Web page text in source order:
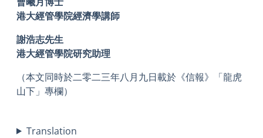
港大經管學院經濟學講師
謝浩志先生
港大經管學院研究助理
（本文同時於二零二三年八月九日載於《信報》「龍虎
山下」專欄）
Translation